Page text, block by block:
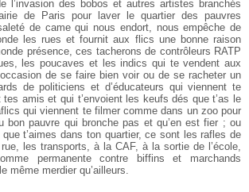
l’invasion des bobos et autres artistes branchés
de Paris pour laver le quartier des pauvres
de came qui nous endort, nous empêche de
les rues et fournit aux flics une bonne raison
présence, ces tacherons de contrôleurs RATP
les poucaves et les indics qui te vendent aux
de se faire bien voir ou de se racheter un
de politiciens et d’éducateurs qui viennent te
tes amis et qui t’envoient les keufs dés que t’as le
qui viennent te filmer comme dans un zoo pour
bon pauvre qui bronche pas et qu’en est fier ; ou
t’aimes dans ton quartier, ce sont les rafles de
les transports, à la CAF, à la sortie de l’école,
permanente contre biffins et marchands
même merdier qu’ailleurs.